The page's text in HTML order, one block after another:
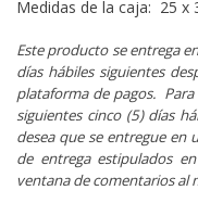
Medidas de la caja: 25 x
Este producto se entrega
días hábiles siguientes
plataforma de pagos.
siguientes cinco (5) días
desea que se entregue en
de entrega estipulados
ventana de comentarios al